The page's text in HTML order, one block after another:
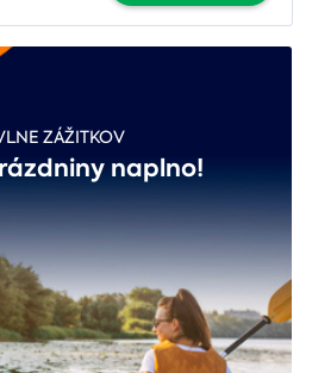
ZÁŽITKOV
naplno!